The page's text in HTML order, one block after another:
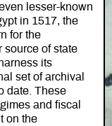
lesser-known
in 1517, the
for the
source of state
its
set of archival
date. These
and fiscal
on the